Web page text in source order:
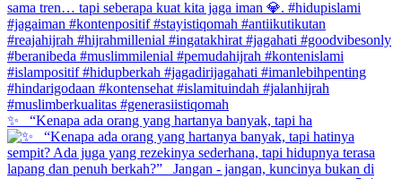
✨ _“Kenapa ada orang yang hartanya banyak, tapi ha